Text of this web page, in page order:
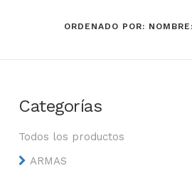
ORDENADO POR:
Categorías
Todos los productos
ARMAS